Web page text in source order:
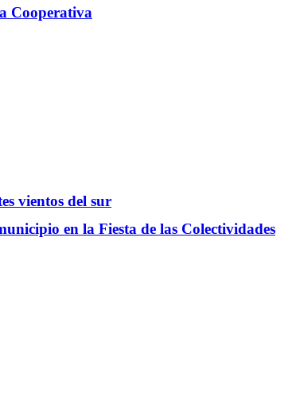
Cooperativa
en la Fiesta de las Colectividades
vientos del sur